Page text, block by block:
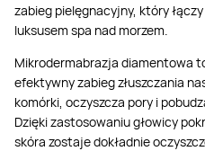
zabieg pielęgnacyjny, który
luksusem spa nad morzem.
Mikrodermabrazja diamentowa
efektywny zabieg złuszczania
komórki, oczyszcza pory i
Dzięki zastosowaniu głowicy
skóra zostaje dokładnie